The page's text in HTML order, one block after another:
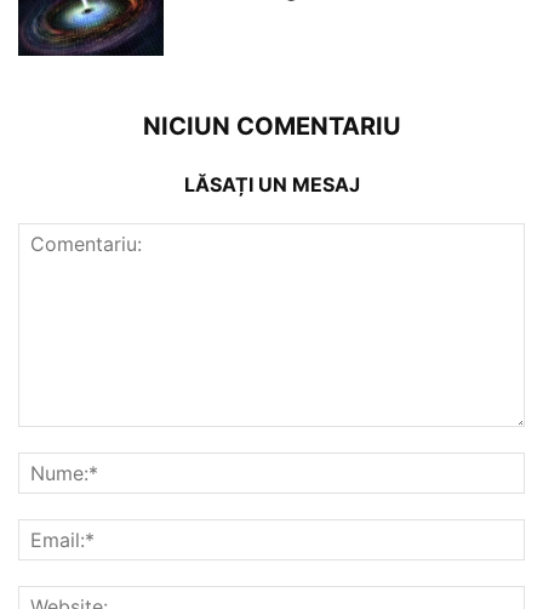
NICIUN COMENTARIU
LĂSAȚI UN MESAJ